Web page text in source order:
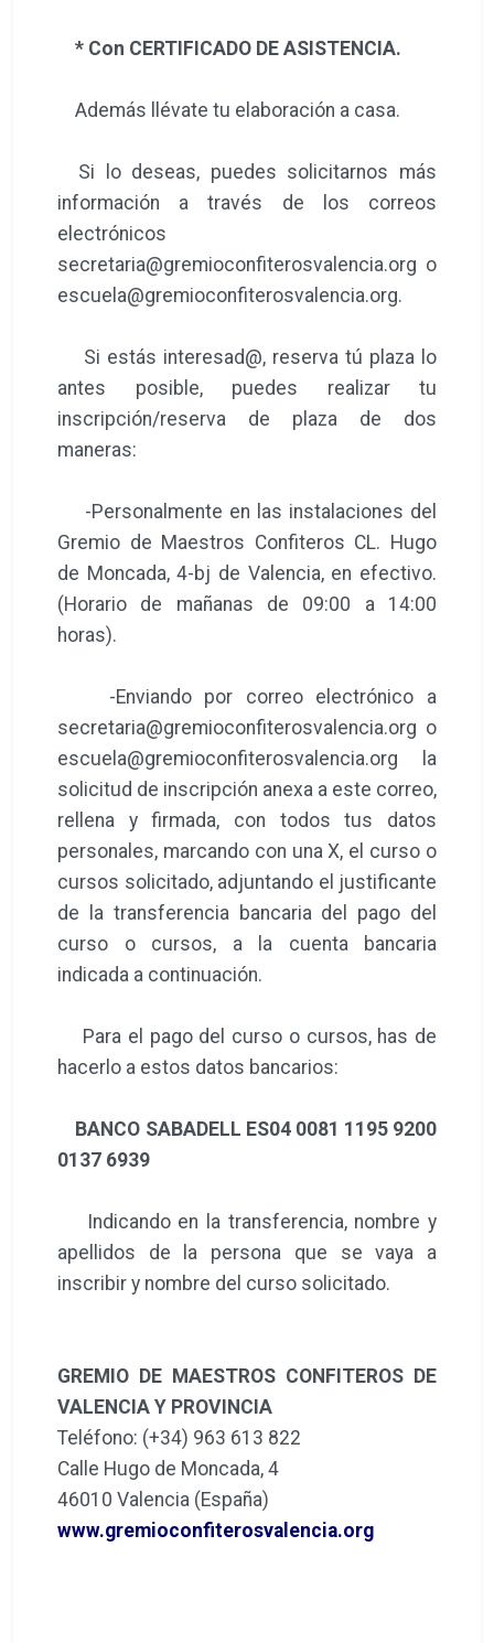
* Con CERTIFICADO DE ASISTENCIA.
Además llévate tu elaboración a casa.
Si lo deseas, puedes solicitarnos más
información a través de los correos
electrónicos
secretaria@gremioconfiterosvalencia.org o
escuela@gremioconfiterosvalencia.org.
Si estás interesad@, reserva tú plaza lo
antes posible, puedes realizar tu
inscripción/reserva de plaza de dos
maneras:
-Personalmente en las instalaciones del
Gremio de Maestros Confiteros CL. Hugo
de Moncada, 4-bj de Valencia, en efectivo.
(Horario de mañanas de 09:00 a 14:00
horas).
-Enviando por correo electrónico a
secretaria@gremioconfiterosvalencia.org o
escuela@gremioconfiterosvalencia.org la
solicitud de inscripción anexa a este correo,
rellena y firmada, con todos tus datos
personales, marcando con una X, el curso o
cursos solicitado, adjuntando el justificante
de la transferencia bancaria del pago del
curso o cursos, a la cuenta bancaria
indicada a continuación.
Para el pago del curso o cursos, has de
hacerlo a estos datos bancarios:
BANCO SABADELL ES04 0081 1195 9200
0137 6939
Indicando en la transferencia, nombre y
apellidos de la persona que se vaya a
inscribir y nombre del curso solicitado.
GREMIO DE MAESTROS CONFITEROS DE
VALENCIA Y PROVINCIA
Teléfono: (+34) 963 613 822
Calle Hugo de Moncada, 4
46010 Valencia (España)
www.gremioconfiterosvalencia.org